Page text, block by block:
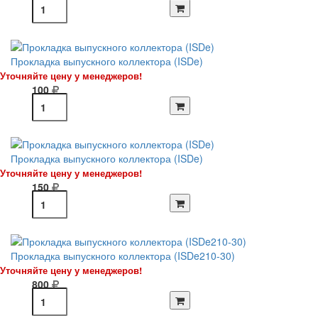
Прокладка выпускного коллектора (ISDe)
Уточняйте цену у менеджеров!
100
Прокладка выпускного коллектора (ISDe)
Уточняйте цену у менеджеров!
150
Прокладка выпускного коллектора (ISDe210-30)
Уточняйте цену у менеджеров!
800